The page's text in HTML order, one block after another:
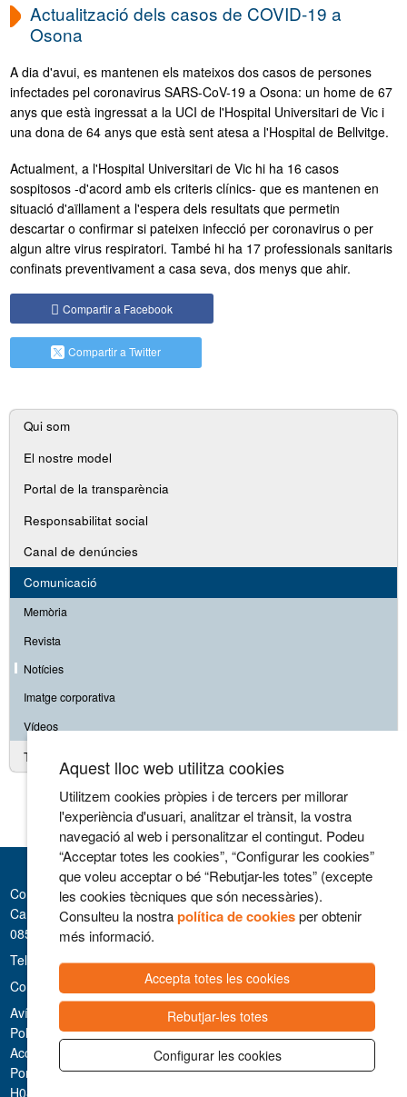
Actualització dels casos de COVID-19 a
Osona
A dia d'avui, es mantenen els mateixos dos casos de persones
infectades pel coronavirus SARS-CoV-19 a Osona: un home de 67
anys que està ingressat a la UCI de l'Hospital Universitari de Vic i
una dona de 64 anys que està sent atesa a l'Hospital de Bellvitge.
Actualment, a l'Hospital Universitari de Vic hi ha 16 casos
sospitosos -d'acord amb els criteris clínics- que es mantenen en
situació d'aïllament a l'espera dels resultats que permetin
descartar o confirmar si pateixen infecció per coronavirus o per
algun altre virus respiratori. També hi ha 17 professionals sanitaris
confinats preventivament a casa seva, dos menys que ahir.
Compartir a Facebook
Compartir a Twitter
Navegació
secundària
Qui som
El nostre model
Portal de la transparència
Responsabilitat social
Canal de denúncies
Comunicació
Memòria
Revista
Notícies
Imatge corporativa
Vídeos
Treballa amb nosaltres
Consorci Hospitalari de Vic
Carrer Francesc Pla 'El Vigatà', 1
08500 Vic
Telèfon 93 889 11 11
Contacte
Avís legal i Privacitat
Politica de cookies
Accessibilitat
Portal de la Transparència
H08002135: codi de registre de centre autoritzat pel Departament
Aquest lloc web utilitza cookies
Utilitzem cookies pròpies i de tercers per millorar
l'experiència d'usuari, analitzar el trànsit, la vostra
navegació al web i personalitzar el contingut. Podeu
“Acceptar totes les cookies”, “Configurar les cookies”
que voleu acceptar o bé “Rebutjar-les totes” (excepte
les cookies tècniques que són necessàries).
Consulteu la nostrapolítica de cookiesper obtenir
més informació.
Accepta totes les cookies
Rebutjar-les totes
Configurar les cookies